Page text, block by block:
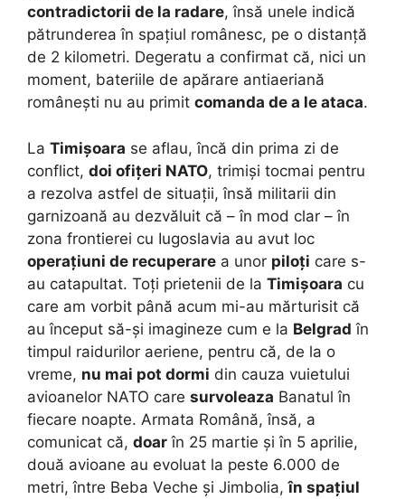
contradictorii de la radare, însă unele indică
pătrunderea în spațiul românesc, pe o distanță
de 2 kilometri. Degeratu a confirmat că, nici un
moment, bateriile de apărare antiaeriană
românești nu au primit comanda de a le ataca.
La Timișoara se aflau, încă din prima zi de
conflict, doi ofițeri NATO, trimiși tocmai pentru
a rezolva astfel de situații, însă militarii din
garnizoană au dezvăluit că – în mod clar – în
zona frontierei cu Iugoslavia au avut loc
operațiuni de recuperare a unor piloți care s-
au catapultat. Toți prietenii de la Timișoara cu
care am vorbit până acum mi-au mărturisit că
au început să-și imagineze cum e la Belgrad în
timpul raidurilor aeriene, pentru că, de la o
vreme, nu mai pot dormi din cauza vuietului
avioanelor NATO care survoleaza Banatul în
fiecare noapte. Armata Română, însă, a
comunicat că, doar în 25 martie și în 5 aprilie,
două avioane au evoluat la peste 6.000 de
metri, între Beba Veche și Jimbolia,în spațiul